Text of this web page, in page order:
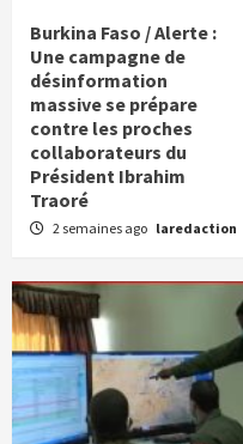
Burkina Faso / Alerte :
Une campagne de
désinformation
massive se prépare
contre les proches
collaborateurs du
Président Ibrahim
Traoré
2 semaines ago laredaction